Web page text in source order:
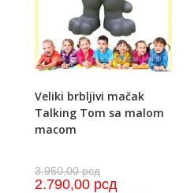
Veliki brbljivi mačak
Talking Tom sa malom
macom
3.950,00рсд
2.790,00 рсд